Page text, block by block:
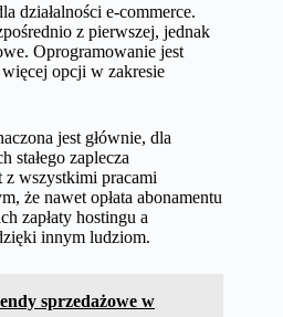
działalności e-commerce.
z pierwszej, jednak
Oprogramowanie jest
więcej opcji w zakresie
jest głównie, dla
stałego zaplecza
z wszystkimi pracami
że nawet opłata abonamentu
zapłaty hostingu a
innym ludziom.
sprzedażowe w